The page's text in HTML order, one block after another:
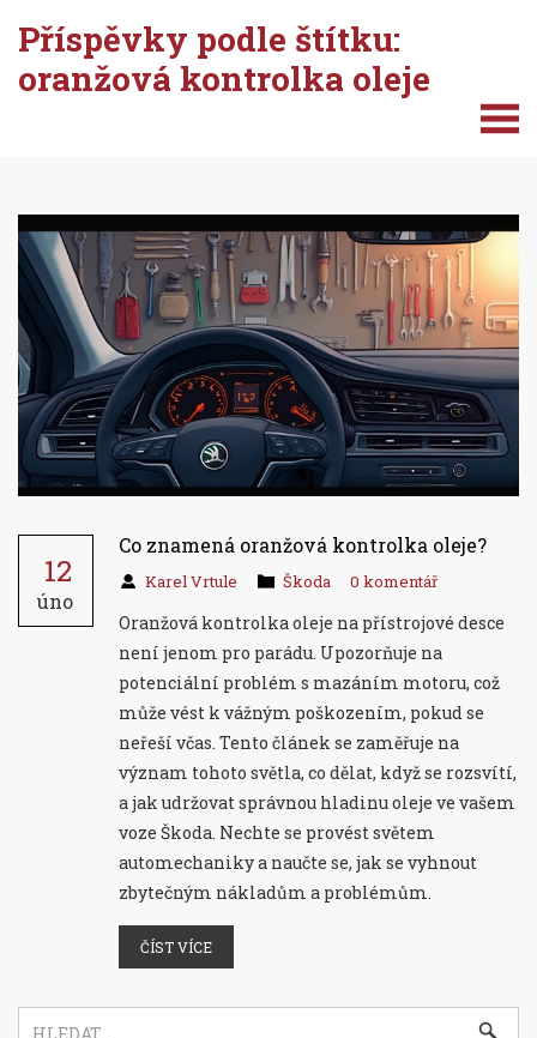
Příspěvky podle štítku:
oranžová kontrolka oleje
12
úno
Co znamená oranžová kontrolka oleje?
Karel Vrtule Škoda 0 komentář
Oranžová kontrolka oleje na přístrojové desce
není jenom pro parádu. Upozorňuje na
potenciální problém s mazáním motoru, což
může vést k vážným poškozením, pokud se
neřeší včas. Tento článek se zaměřuje na
význam tohoto světla, co dělat, když se rozsvítí,
a jak udržovat správnou hladinu oleje ve vašem
voze Škoda. Nechte se provést světem
automechaniky a naučte se, jak se vyhnout
zbytečným nákladům a problémům.
ČÍST VÍCE